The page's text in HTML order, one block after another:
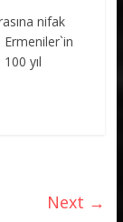
nifak
yıl
Next →